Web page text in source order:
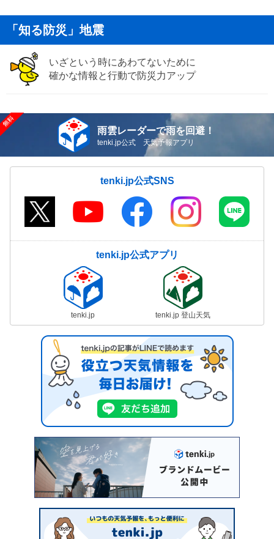
「知る防災」地震
いざという時にあわてないために
確かな情報と行動で防災力アップ
雨雲レーダーで雨を回避！
tenki.jp公式 天気予報アプリ
tenki.jp公式SNS
tenki.jp公式アプリ
tenki.jp tenki.jp 登山天気